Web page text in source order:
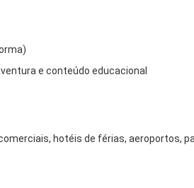
e conteúdo educacional
hotéis de férias, aeroportos,